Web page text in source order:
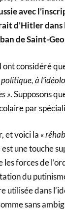
avec
d’Hitler dans
de Saint-
ont considéré
à
». Supposons
par
et voici la «
est une touche
forces de
du
utilisée dans
sans